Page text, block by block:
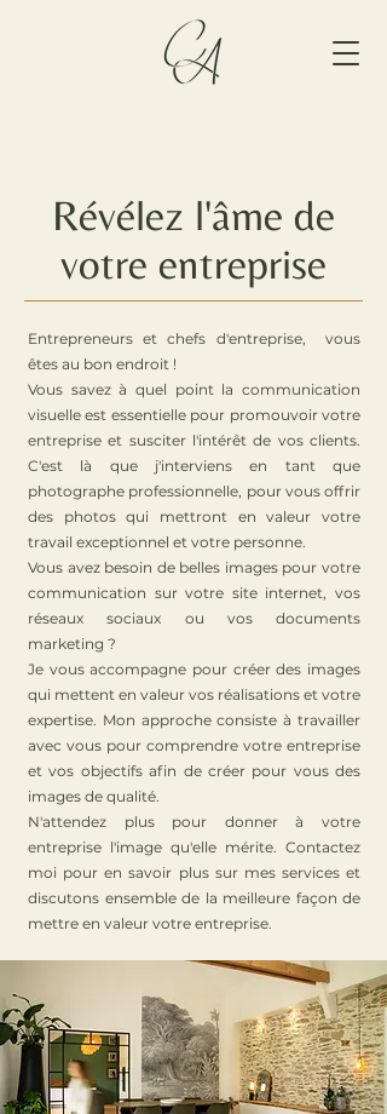
Révélez l'âme de
votre entreprise
Entrepreneurs et chefs d'entreprise, vous
êtes au bon endroit !
Vous savez à quel point la communication
visuelle est essentielle pour promouvoir votre
entreprise et susciter l'intérêt de vos clients.
C'est là que j'interviens en tant que
photographe professionnelle, pour vous offrir
des photos qui mettront en valeur votre
travail exceptionnel et votre personne.
Vous avez besoin de belles images pour votre
communication sur votre site internet, vos
réseaux sociaux ou vos documents
marketing ?
Je vous accompagne pour créer des images
qui mettent en valeur vos réalisations et votre
expertise. Mon approche consiste à travailler
avec vous pour comprendre votre entreprise
et vos objectifs afin de créer pour vous des
images de qualité.
N'attendez plus pour donner à votre
entreprise l'image qu'elle mérite. Contactez
moi pour en savoir plus sur mes services et
discutons ensemble de la meilleure façon de
mettre en valeur votre entreprise.